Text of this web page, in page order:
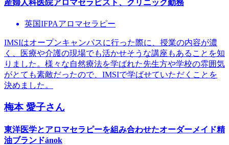
産婦人科医院アロマセラピスト、クリニック勤務
英国IFPAアロマセラピー
IMSIはオープンキャンパスに行った際に、授業の内容が濃
く、医療や介護の現場でも活かせそうな講座もあることを知
りました。様々な自然療法を学ばれた先生方や学校の雰囲気
がとても素敵だったので、IMSIで学ばせていただくことを
決めました。
梅本 愛子さん
東洋医学とアロマセラピーを組み合わせたオーダーメイド精
油ブランドánok